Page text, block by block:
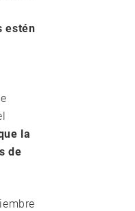
estén
la
de